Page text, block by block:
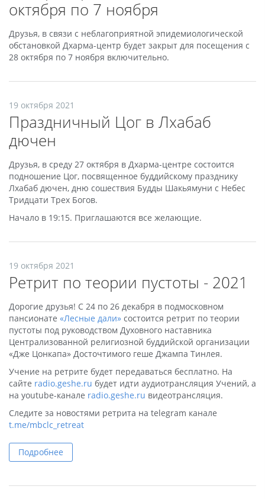
октября по 7 ноября
Друзья, в связи с неблагоприятной эпидемиологической
обстановкой Дхарма-центр будет закрыт для посещения с
28 октября по 7 ноября включительно.
19 октября 2021
Праздничный Цог в Лхабаб
дючен
Друзья, в среду 27 октября в Дхарма-центре состоится
подношение Цог, посвященное буддийскому празднику
Лхабаб дючен, дню сошествия Будды Шакьямуни с Небес
Тридцати Трех Богов.
Начало в 19:15. Приглашаются все желающие.
19 октября 2021
Ретрит по теории пустоты - 2021
Дорогие друзья! С 24 по 26 декабря в подмосковном
пансионате «Лесные дали» состоится ретрит по теории
пустоты под руководством Духовного наставника
Централизованной религиозной буддийской организации
«Дже Цонкапа» Досточтимого геше Джампа Тинлея.
Учение на ретрите будет передаваться бесплатно. На
сайтe radio.geshe.ru будет идти аудиотрансляция Учений, а
на youtube-канале radio.geshe.ru видеотрансляция.
Следите за новостями ретрита на telegram канале
t.me/mbclc_retreat
Подробнее